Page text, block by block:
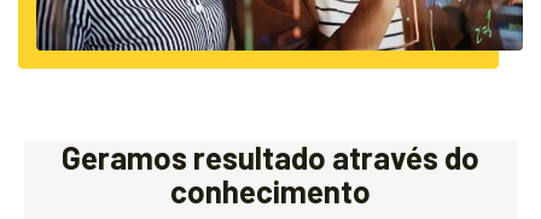
Geramos resultado através do
conhecimento